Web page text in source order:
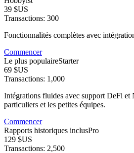
39 $US
Transactions: 300
Fonctionnalités complètes avec
Commencer
Le plus populaireStarter
69 $US
Transactions: 1,000
Intégrations fluides avec support DeFi et
particuliers et les petites équipes.
Commencer
Rapports historiques inclusPro
129 $US
Transactions: 2,500